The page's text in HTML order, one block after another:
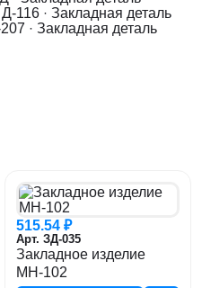
Д-116 · Закладная деталь
· Закладная деталь
515.54 ₽
Арт. ЗД-035
Закладное изделие
МН-102